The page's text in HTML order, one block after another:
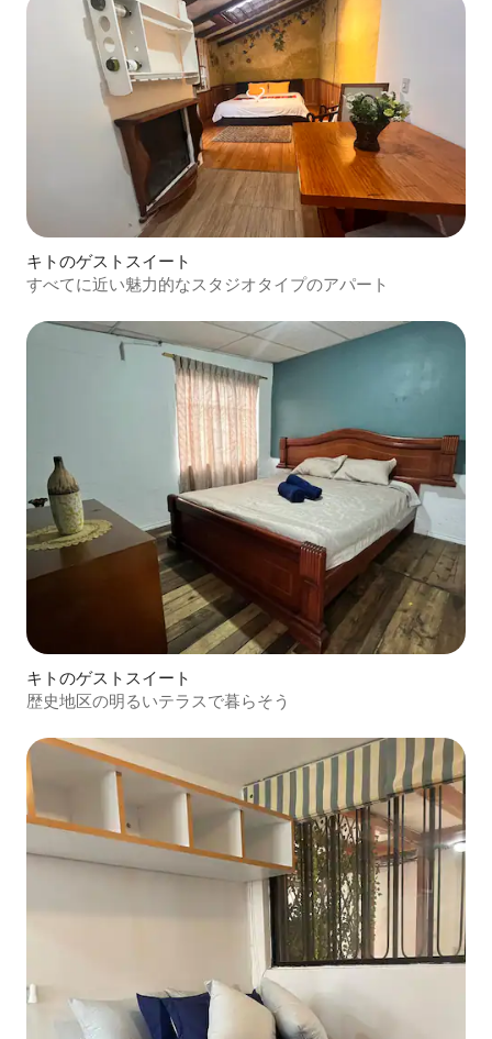
キトのゲストスイート
すべてに近い魅力的なスタジオタイプのアパート
キトのゲストスイート
歴史地区の明るいテラスで暮らそう